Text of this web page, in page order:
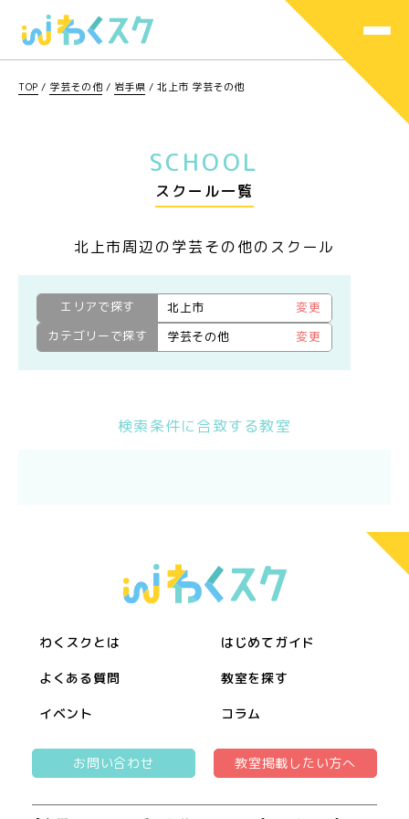
TOP / 学芸その他 / 岩手県 /北上市 学芸その他
SCHOOL
スクール一覧
北上市周辺の学芸その他のスクール
エリアで探す 北上市
変更
カテゴリーで探す
学芸その他 変更
検索条件に合致する教室
わくスクとは はじめてガイド
よくある質問 教室を探す
イベント コラム
お問い合わせ 教室掲載したい方へ